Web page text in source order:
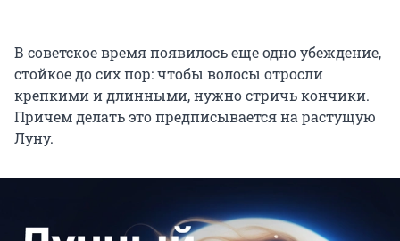
В советское время появилось еще одно убеждение,
стойкое до сих пор: чтобы волосы отросли
крепкими и длинными, нужно стричь кончики.
Причем делать это предписывается на растущую
Луну.